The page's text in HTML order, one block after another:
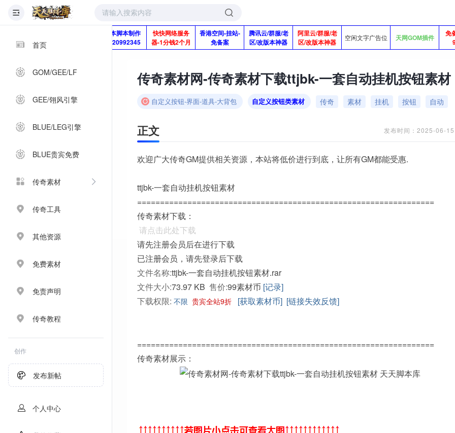
首页
GOM/GEE/LF
GEE/翎风引擎
BLUE/LEG引擎
BLUE贵宾免费
传奇素材
传奇工具
其他资源
免费素材
免责声明
传奇教程
创作
发布新帖
个人中心
版本脚本制作
Q920992345
快快网络服务
器-1分钱2个月
香港空间-挂站-
免备案
腾讯云/群服/老
区/改版本神器
阿里云/群服/老
区/改版本神器
空闲文字广告位 天网GOM插件
免
传奇素材网-传奇素材下载ttjbk-一套自动挂机按钮素材
自定义按钮-界面-道具-大背包 自定义按钮类素材 传奇 素材 挂机 按钮 自动
正文 发布时间：2025-06-15
欢迎广大传奇GM提供相关资源，本站将低价进行到底，让所有GM都能受惠.
ttjbk-一套自动挂机按钮素材
=================================================================
传奇素材下载：
请点击此处下载
请先注册会员后在进行下载
已注册会员，请先登录后下载
文件名称:ttjbk-一套自动挂机按钮素材.rar
文件大小:73.97 KB 售价:99素材币 [记录]
下载权限: 不限 贵宾全站9折 [获取素材币] [链接失效反馈]
=================================================================
传奇素材展示：